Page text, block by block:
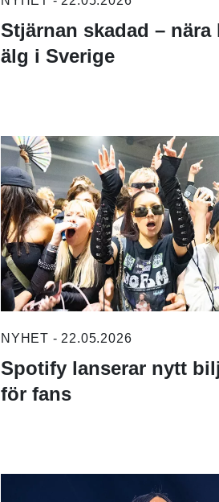
Stjärnan skadad – nära
älg i Sverige
NYHET - 22.05.2026
Spotify lanserar nytt
för fans